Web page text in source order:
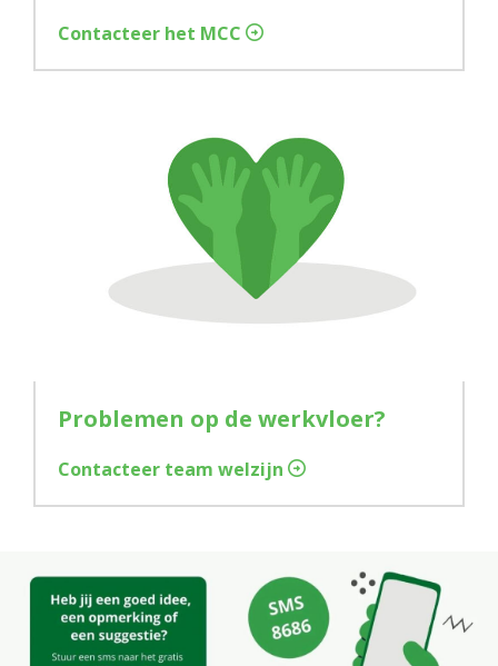
Contacteer het MCC
Problemen op de werkvloer?
Contacteer team welzijn